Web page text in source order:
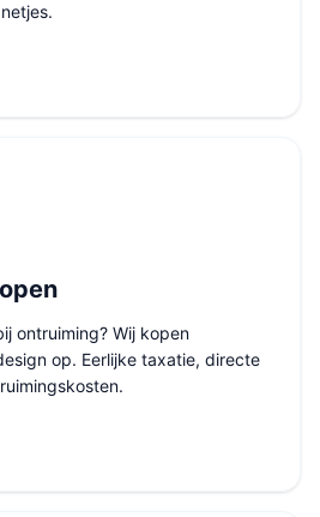
ontruiming? Wij kopen
op. Eerlijke taxatie, directe